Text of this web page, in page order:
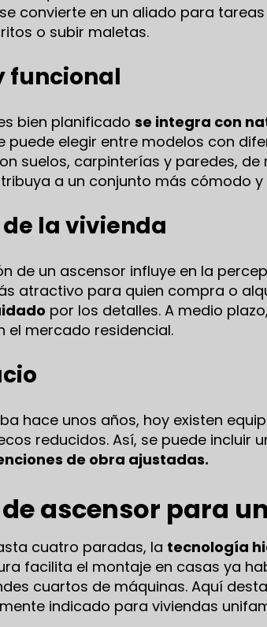
convierte en un aliado para
o subir maletas.
funcional
bien planificado se integra con
puede elegir entre modelos con
suelos, carpinterías y paredes,
a un conjunto más cómodo y
la vivienda
de un ascensor influye en la
atractivo para quien compra o
por los detalles. A medio
el mercado residencial.
hace unos años, hoy existen
reducidos. Así, se puede incluir
de obra ajustadas.
ascensor para
cuatro paradas, la tecnología
facilita el montaje en casas ya
cuartos de máquinas. Aquí
indicado para viviendas